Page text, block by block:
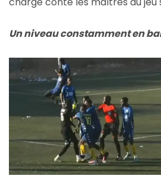
Un niveau constamment en